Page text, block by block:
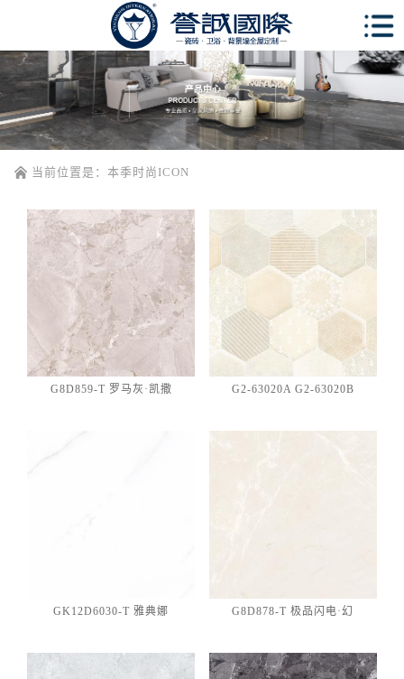
当前位置是：本季时尚ICON
G8D859-T 罗马灰·凯撒 G2-63020A G2-63020B
GK12D6030-T 雅典娜 G8D878-T 极品闪电·幻